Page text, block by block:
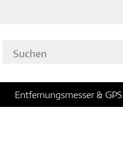
Entfernungsmesser & GPS